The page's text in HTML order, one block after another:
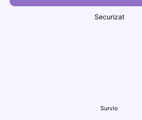
Securizat
Survio